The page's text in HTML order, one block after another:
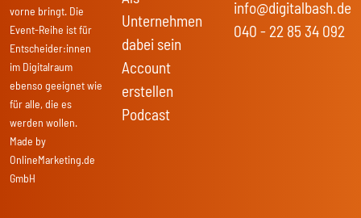
vorne bringt. Die
Event-Reihe ist für
Entscheider:innen
im Digitalraum
ebenso geeignet wie
für alle, die es
werden wollen.
Made by
OnlineMarketing.de
GmbH
Unternehmen
dabei sein
Account
erstellen
Podcast
info@digitalbash.de
040 - 22 85 34 092